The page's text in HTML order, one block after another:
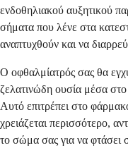
ενδοθηλιακού αυξητικού
σήματα που λένε στα
αναπτυχθούν και να
Ο οφθαλμίατρός σας θα
ζελατινώδη ουσία μέσα
Αυτό επιτρέπει στο
χρειάζεται περισσότερο,
το σώμα σας για να φτάσει